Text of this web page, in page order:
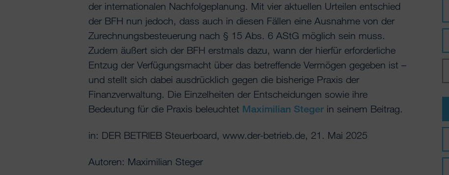
der internationalen Nachfolgeplanung. Mit vier aktuellen Urteilen entschied
der BFH nun jedoch, dass auch in diesen Fällen eine Ausnahme von der
Zurechnungsbesteuerung nach § 15 Abs. 6 AStG möglich sein muss.
Zudem äußert sich der BFH erstmals dazu, wann der hierfür erforderliche
Entzug der Verfügungsmacht über das betreffende Vermögen gegeben ist –
und stellt sich dabei ausdrücklich gegen die bisherige Praxis der
Finanzverwaltung. Die Einzelheiten der Entscheidungen sowie ihre
Bedeutung für die Praxis beleuchtet Maximilian Steger in seinem Beitrag.
in: DER BETRIEB Steuerboard, www.der-betrieb.de, 21. Mai 2025
Autoren: Maximilian Steger